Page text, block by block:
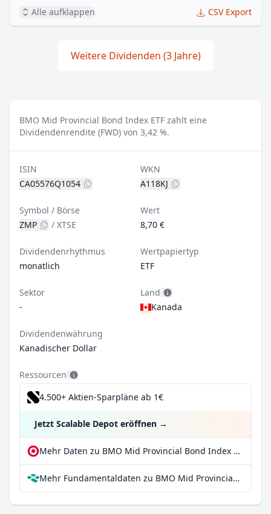
Alle aufklappen CSV Export
Weitere Dividenden (3 Jahre)
BMO Mid Provincial Bond Index ETF zahlt eine
Dividendenrendite (FWD) von 3,42 %.
ISIN
CA05576Q1054
WKN
A118KJ
Symbol / Börse
ZMP
/ XTSE
Wert
8,70 €
Dividendenrhythmus
monatlich
Wertpapiertyp
ETF
Sektor
-
Land
Kanada
Dividendenwährung
Kanadischer Dollar
Ressourcen
4.500+ Aktien-Sparpläne ab 1€
Jetzt Scalable Depot eröffnen →
Mehr Daten zu BMO Mid Provincial Bond Index ETF bei extraETF
Mehr Fundamentaldaten zu BMO Mid Provincial Bond Index ETF bei Parqet